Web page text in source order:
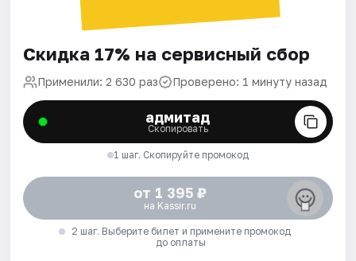
Скидка 17% на сервисный сбор
Применили: 2 630 раз Проверено: 1 минуту назад
адмитад
Скопировать
1 шаг. Скопируйте промокод
от 1 395 ₽
на Kassir.ru
2 шаг. Выберите билет и примените промокод
до оплаты